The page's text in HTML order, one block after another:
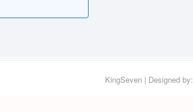
KingSeven | Designed by: